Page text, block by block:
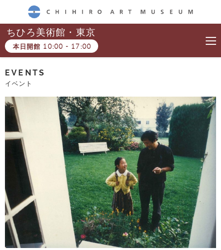
CHIHIRO ART MUSEUM
ちひろ美術館・東京
本日開館 10:00 - 17:00
EVENTS
イベント